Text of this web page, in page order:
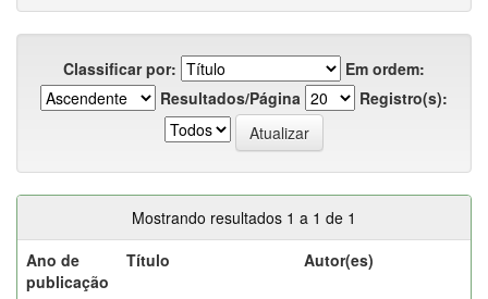
Classificar por:
Em ordem:
Resultados/Página
Registro(s):
Mostrando resultados 1 a 1 de 1
Ano de
publicação
Título Autor(es)